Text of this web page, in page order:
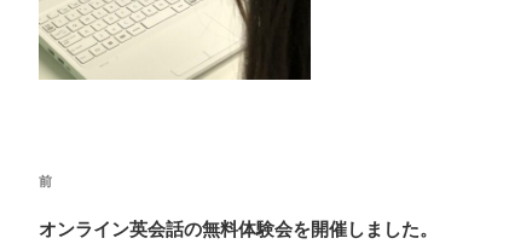
前
オンライン英会話の無料体験会を開催しました。